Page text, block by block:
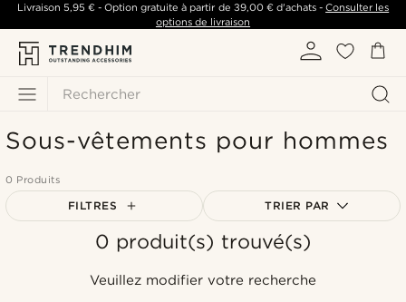
Rechercher
Livraison 5,95 €- Option gratuite à partir de 39,00 €d'achats -Consulter les
options de livraison
Sous-vêtements pour hommes
0 Produits
FILTRES TRIER PAR
Le plus populaire
0 produit(s) trouvé(s)
Veuillez modifier votre recherche